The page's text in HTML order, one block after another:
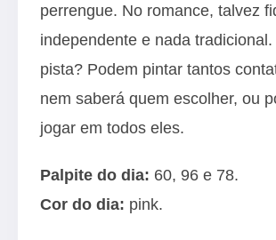
perrengue. No romance, talvez
independente e nada tradicional.
pista? Podem pintar tantos
nem saberá quem escolher, ou
jogar em todos eles.
Palpite do dia: 60, 96 e 78.
Cor do dia: pink.